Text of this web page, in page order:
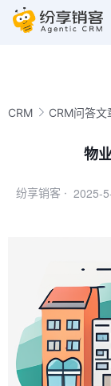
CRM CRM问答文
物
纷享销客 · 2025-